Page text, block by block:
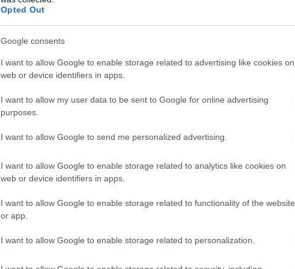
Opted Out
Google consents
I want to allow Google to enable storage related to advertising like cookies on
web or device identifiers in apps.
I want to allow my user data to be sent to Google for online advertising
purposes.
I want to allow Google to send me personalized advertising.
I want to allow Google to enable storage related to analytics like cookies on
web or device identifiers in apps.
I want to allow Google to enable storage related to functionality of the website
or app.
I want to allow Google to enable storage related to personalization.
EVENTOS